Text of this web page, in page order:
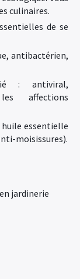
culinaires.
de se
antibactérien,
: antiviral,
affections
essentielle
moisissures).
jardinerie